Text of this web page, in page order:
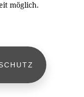
möglich.